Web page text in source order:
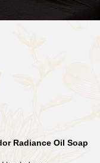
Radiance Oil Soap